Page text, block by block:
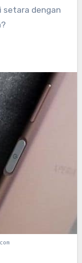
setara dengan